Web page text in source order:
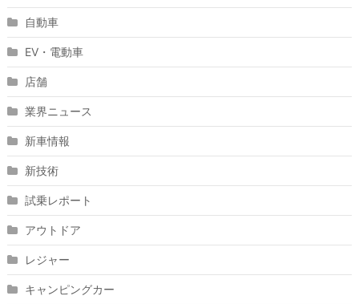
自動車
EV・電動車
店舗
業界ニュース
新車情報
新技術
試乗レポート
アウトドア
レジャー
キャンピングカー